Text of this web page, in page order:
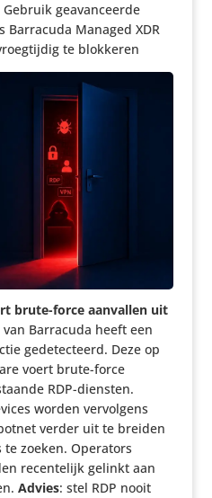
geavan­ceerde
Managed XDR
te blokkeren
brute-force aanvallen uit
van Barracuda heeft een
gede­tec­teerd. Deze op
voert brute-force
RDP-diensten.
worden vervol­gens
verder uit te breiden
zoeken. Operators
recen­te­lijk gelinkt aan
Advies: stel RDP nooit